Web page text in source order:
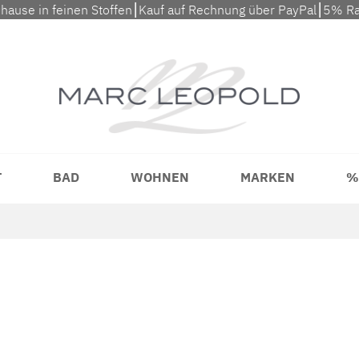
in feinen Stoffen⎮Kauf auf Rechnung über PayPal⎮5%
BAD WOHNEN MARKEN